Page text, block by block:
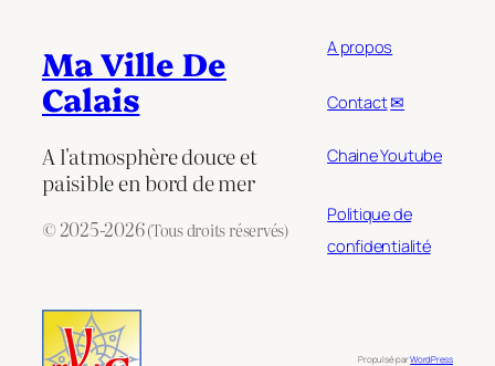
Ma Ville De
Calais
A l'atmosphère douce et
paisible en bord de mer
© 2025-2026(Tous droits réservés)
A propos
Contact✉
Chaine Youtube
Politique de
confidentialité
Propulsé parWordPress